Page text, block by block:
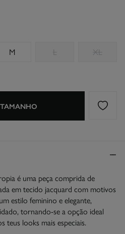
M L XL
é uma peça comprida de
em tecido jacquard com motivos
estilo feminino e elegante,
tornando-se a opção ideal
teus looks mais especiais.